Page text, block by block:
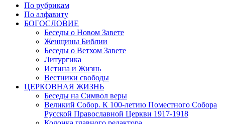
По рубрикам
По алфавиту
БОГОСЛОВИЕ
Беседы о Новом Завете
Женщины Библии
Беседы о Ветхом Завете
Литургика
Истина и Жизнь
Вестники свободы
ЦЕРКОВНАЯ ЖИЗНЬ
Беседы на Символ веры
Великий Собор. К 100-летию Поместного Собора
Русской Православной Церкви 1917-1918